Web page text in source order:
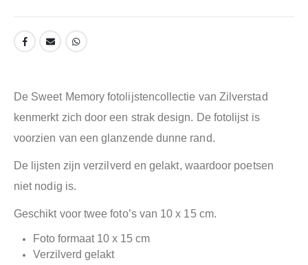
De Sweet Memory fotolijstencollectie van Zilverstad
kenmerkt zich door een strak design. De fotolijst is
voorzien van een glanzende dunne rand.
De lijsten zijn verzilverd en gelakt, waardoor poetsen
niet nodig is.
Geschikt voor twee foto’s van 10 x 15 cm.
Foto formaat 10 x 15 cm
Verzilverd gelakt